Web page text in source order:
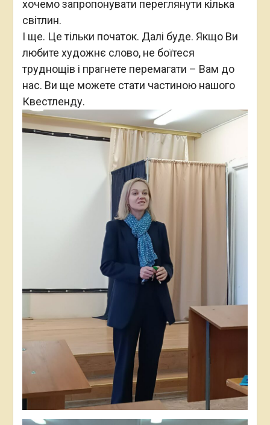
хочемо запропонувати переглянути кілька
світлин.
І ще. Це тільки початок. Далі буде. Якщо Ви
любите художнє слово, не боїтеся
труднощів і прагнете перемагати – Вам до
нас. Ви ще можете стати частиною нашого
Квестленду.